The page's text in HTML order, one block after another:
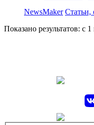
NewsMaker Статьи,
Показано результатов: с